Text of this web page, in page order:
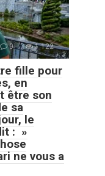
0 1 122
fille pour
en
être son
sa
le
: »
ne vous a